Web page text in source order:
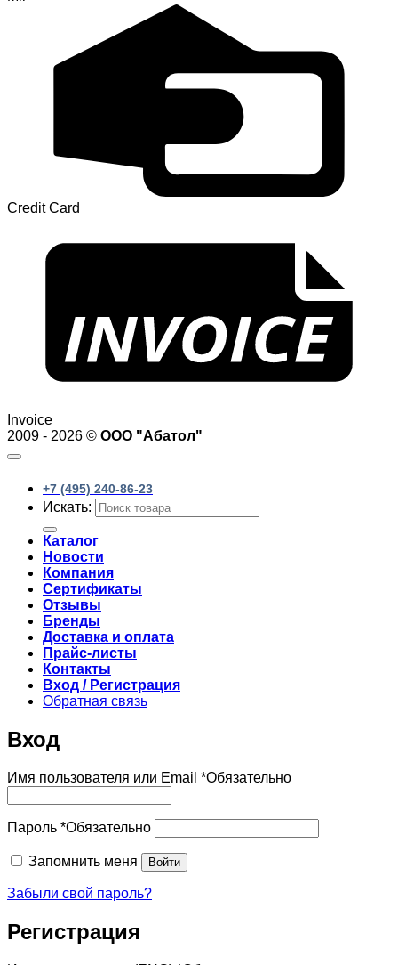
Credit Card
Invoice
2009 - 2026 © ООО "Абатол"
+7 (495) 240-86-23
Искать:
Каталог
Новости
Компания
Сертификаты
Отзывы
Бренды
Доставка и оплата
Прайс-листы
Контакты
Вход / Регистрация
Обратная связь
Вход
Имя пользователя или Email *Обязательно
Пароль *Обязательно
Запомнить меня Войти
Забыли свой пароль?
Регистрация